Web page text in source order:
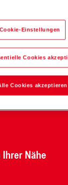
Nähe
Cookie-Einstellungen
Cookies
Cookies akzeptieren